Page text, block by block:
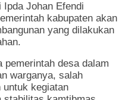
Johan Efendi
kabupaten akan
yang dilakukan
pemerintah desa dalam
warganya, salah
untuk kegiatan